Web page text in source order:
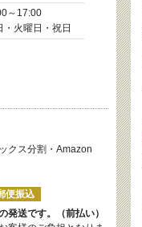
～17:00
火曜日・祝日
クス分割・Amazon
便振込
発送です。（前払い）